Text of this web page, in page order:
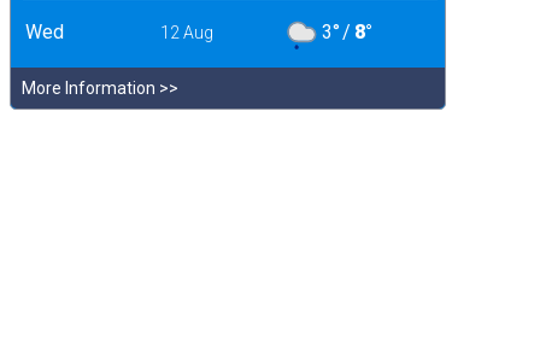
Wed 12 Aug 3°/ 8°
More Information >>